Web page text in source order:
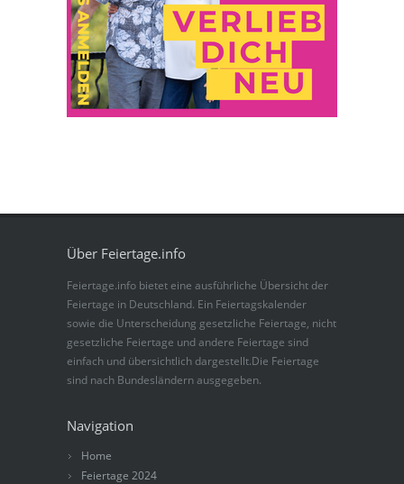
Über Feiertage.info
Feiertage.info bietet eine ausführliche Übersicht der
Feiertage in Deutschland. Ein Feiertagskalender
sowie die Unterscheidung gesetzliche Feiertage, nicht
gesetzliche Feiertage und andere Feiertage sind
einfach und übersichtlich dargestellt.Die Feiertage
sind nach Bundesländern ausgegeben.
Navigation
Home
Feiertage 2024